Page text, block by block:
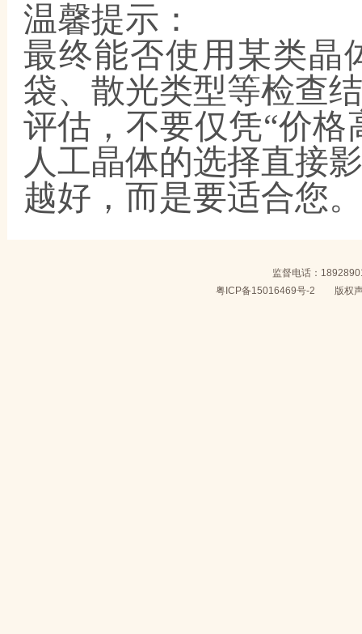
温馨提示 ：
最终能否使用某类晶
袋、散光类型等检查
评估，不要仅凭“价格
人工晶体的选择直接
越好，而是要适合您。